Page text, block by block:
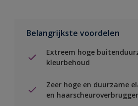
Belangrijkste voordelen
Extreem hoge
kleurbehoud
Zeer hoge en duurzame
en